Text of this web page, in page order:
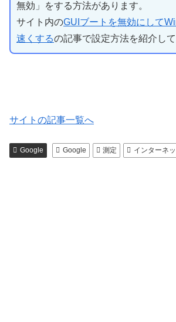
無効」をする方法があります。
サイト内のGUIブートを無効にして
速くするの記事で設定方法を紹介して
サイトの記事一覧へ
Google Google 測定 インターネッ